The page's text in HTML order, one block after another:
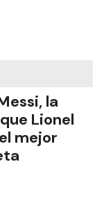
la
Lionel
mejor